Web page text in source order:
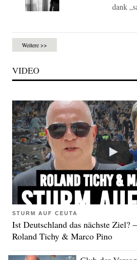
dank
Weitere >>
VIDEO
STURM AUF CEUTA
Ist Deutschland das nächste Ziel?
Roland Tichy & Marco Pino